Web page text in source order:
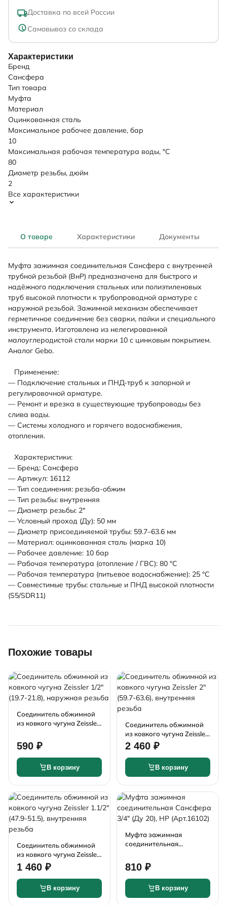
Доставка по всей России
Самовывоз со склада
Характеристики
Бренд
Сансфера
Тип товара
Муфта
Материал
Оцинкованная сталь
Максимальное рабочее давление, бар
10
Максимальная рабочая температура воды, °C
80
Диаметр резьбы, дюйм
2
Все характеристики
О товаре Характеристики Документы
Муфта зажимная соединительная Сансфера с внутренней
трубной резьбой (ВнР) предназначена для быстрого и
надёжного подключения стальных или полиэтиленовых
труб высокой плотности к трубопроводной арматуре с
наружной резьбой. Зажимной механизм обеспечивает
герметичное соединение без сварки, пайки и специального
инструмента. Изготовлена из нелегированной
малоуглеродистой стали марки 10 с цинковым покрытием.
Аналог Gebo.
Применение:
— Подключение стальных и ПНД-труб к запорной и
регулировочной арматуре.
— Ремонт и врезка в существующие трубопроводы без
слива воды.
— Системы холодного и горячего водоснабжения,
отопления.
Характеристики:
— Бренд: Сансфера
— Артикул: 16112
— Тип соединения: резьба-обжим
— Тип резьбы: внутренняя
— Диаметр резьбы: 2"
— Условный проход (Ду): 50 мм
— Диаметр присоединяемой трубы: 59.7–63.6 мм
— Материал: оцинкованная сталь (марка 10)
— Рабочее давление: 10 бар
— Рабочая температура (отопление / ГВС): 80 °С
— Рабочая температура (питьевое водоснабжение): 25 °С
— Совместимые трубы: стальные и ПНД высокой плотности
(S5/SDR11)
Похожие товары
Соединитель обжимной
из ковкого чугуна Zeissler
резьба
590 ₽
В корзину
Соединитель обжимной
из ковкого чугуна Zeissler
2" (59.7-63.6), внутренняя
резьба
2 460 ₽
В корзину
Соединитель обжимной
из ковкого чугуна Zeissler
1.1/2" (47.9-51.5),
внутренняя резьба
1 460 ₽
В корзину
Муфта зажимная
соединительная
(Арт.16102)
810 ₽
В корзину